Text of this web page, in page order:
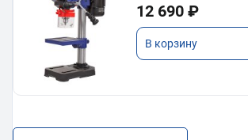
12 690 ₽
В корзину